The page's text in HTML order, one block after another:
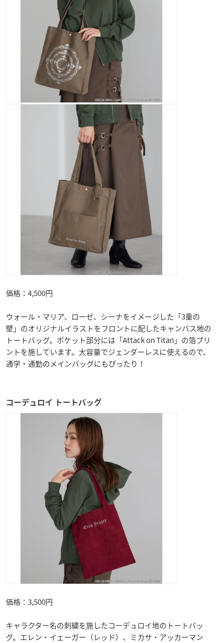
価格：4,500円
ウォール・マリア、ローゼ、シーナをイメージした「3重の
壁」のオリジナルイラストをフロントに配したキャンバス地の
トートバッグ。ポケット部分には「Attack on Titan」の箔プリ
ントを施しています。大容量でジェンダーレスに使えるので、
通学・通勤のメインバッグにもぴったり！
コーデュロイ トートバッグ
価格：3,500円
キャラクター名の刺繍を施したコーデュロイ地のトートバッ
グ。エレン・イェーガー（レッド）、ミカサ・アッカーマン